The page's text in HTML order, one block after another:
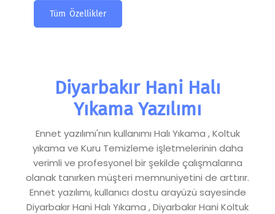
Tüm Özellikler
Diyarbakır Hani Halı
Yıkama Yazılımı
Ennet yazılımı'nın kullanımı Halı Yıkama , Koltuk
yıkama ve Kuru Temizleme işletmelerinin daha
verimli ve profesyonel bir şekilde çalışmalarına
olanak tanırken müşteri memnuniyetini de arttırır.
Ennet yazılımı, kullanıcı dostu arayüzü sayesinde
Diyarbakır Hani Halı Yıkama , Diyarbakır Hani Koltuk